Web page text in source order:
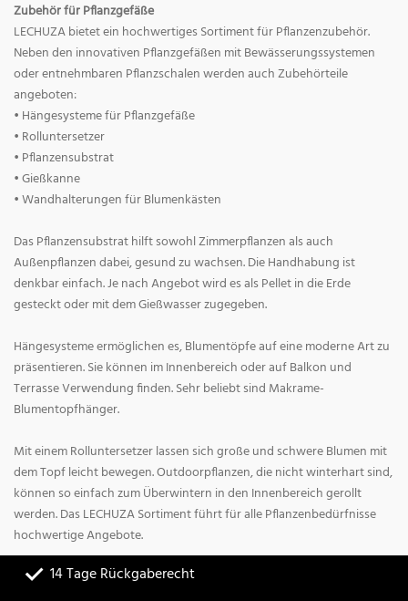
Zubehör für Pflanzgefäße
LECHUZA bietet ein hochwertiges Sortiment für Pflanzenzubehör.
Neben den innovativen Pflanzgefäßen mit Bewässerungssystemen
oder entnehmbaren Pflanzschalen werden auch Zubehörteile
angeboten:
• Hängesysteme für Pflanzgefäße
• Rolluntersetzer
• Pflanzensubstrat
• Gießkanne
• Wandhalterungen für Blumenkästen
Das Pflanzensubstrat hilft sowohl Zimmerpflanzen als auch
Außenpflanzen dabei, gesund zu wachsen. Die Handhabung ist
denkbar einfach. Je nach Angebot wird es als Pellet in die Erde
gesteckt oder mit dem Gießwasser zugegeben.
Hängesysteme ermöglichen es, Blumentöpfe auf eine moderne Art zu
präsentieren. Sie können im Innenbereich oder auf Balkon und
Terrasse Verwendung finden. Sehr beliebt sind Makrame-
Blumentopfhänger.
Mit einem Rolluntersetzer lassen sich große und schwere Blumen mit
dem Topf leicht bewegen. Outdoorpflanzen, die nicht winterhart sind,
können so einfach zum Überwintern in den Innenbereich gerollt
werden. Das LECHUZA Sortiment führt für alle Pflanzenbedürfnisse
hochwertige Angebote.
14 Tage Rückgaberecht